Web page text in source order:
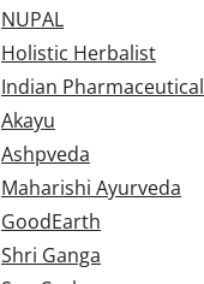
NUPAL
Holistic Herbalist
Indian Pharmaceutical
Akayu
Ashpveda
Maharishi Ayurveda
GoodEarth
Shri Ganga